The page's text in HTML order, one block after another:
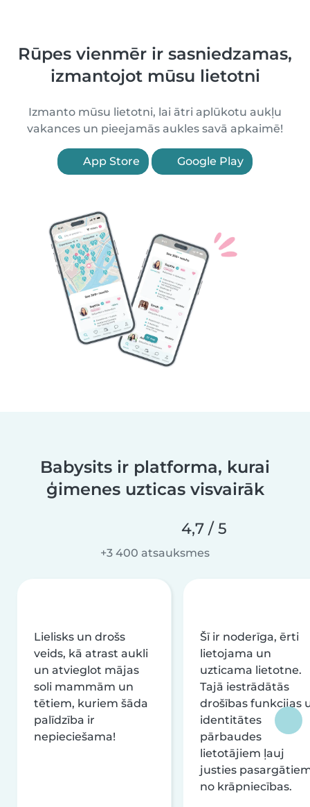
Rūpes vienmēr ir sasniedzamas,
izmantojot mūsu lietotni
Izmanto mūsu lietotni, lai ātri aplūkotu aukļu
vakances un pieejamās aukles savā apkaimē!
App Store Google Play
Babysits ir platforma, kurai
ģimenes uzticas visvairāk
4,7 / 5
+3 400 atsauksmes
Lielisks un drošs
veids, kā atrast aukli
un atvieglot mājas
soli mammām un
tētiem, kuriem šāda
palīdzība ir
nepieciešama!
Šī ir noderīga, ērti
lietojama un
uzticama lietotne.
Tajā iestrādātās
drošības funkcijas
identitātes
pārbaudes
lietotājiem ļauj
justies
no krāpniecības.